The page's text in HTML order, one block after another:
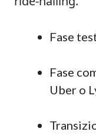
Fase
Fase
Uber o